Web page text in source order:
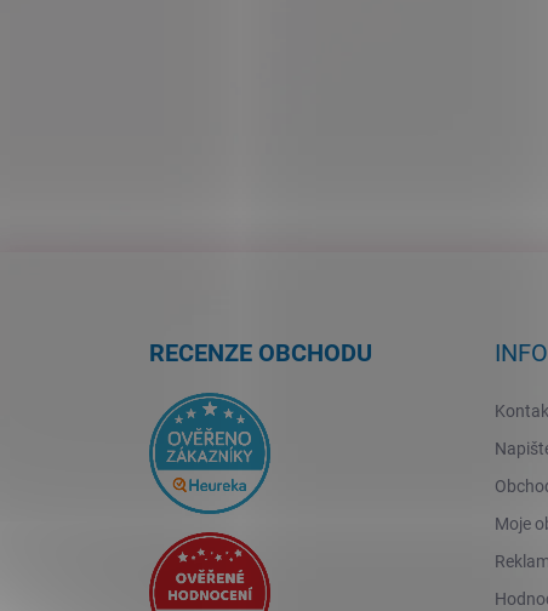
RECENZE OBCHODU
Moje